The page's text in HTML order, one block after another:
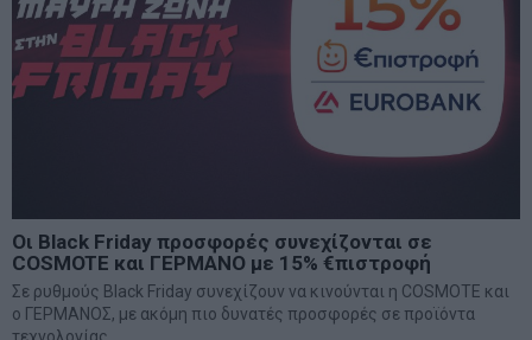
Οι Black Friday προσφορές συνεχίζονται σε
COSMOTE και ΓΕΡΜΑΝΟ με 15% €πιστροφή
Σε ρυθμούς Black Friday συνεχίζουν να κινούνται η COSMOTE και
ο ΓΕΡΜΑΝΟΣ, με ακόμη πιο δυνατές προσφορές σε προϊόντα